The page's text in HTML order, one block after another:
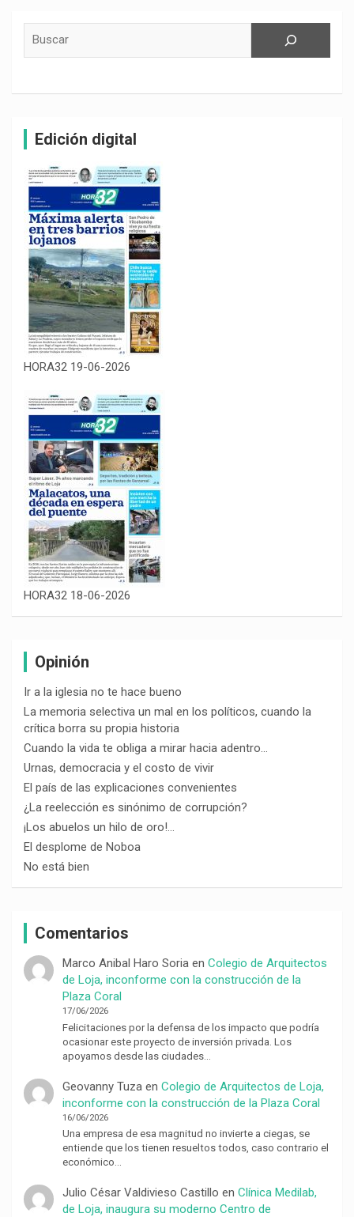
Edición digital
HORA32 19-06-2026
HORA32 18-06-2026
Opinión
Ir a la iglesia no te hace bueno
La memoria selectiva un mal en los políticos, cuando la
crítica borra su propia historia
Cuando la vida te obliga a mirar hacia adentro…
Urnas, democracia y el costo de vivir
El país de las explicaciones convenientes
¿La reelección es sinónimo de corrupción?
¡Los abuelos un hilo de oro!…
El desplome de Noboa
No está bien
Comentarios
Marco Anibal Haro Soriaen Colegio de Arquitectos
de Loja, inconforme con la construcción de la
Plaza Coral
17/06/2026
Felicitaciones por la defensa de los impacto que podría
ocasionar este proyecto de inversión privada. Los
apoyamos desde las ciudades…
Geovanny Tuza en Colegio de Arquitectos de Loja,
inconforme con la construcción de la Plaza Coral
16/06/2026
Una empresa de esa magnitud no invierte a ciegas, se
entiende que los tienen resueltos todos, caso contrario el
económico…
Julio César Valdivieso Castillo en Clínica Medilab,
de Loja, inaugura su moderno Centro de